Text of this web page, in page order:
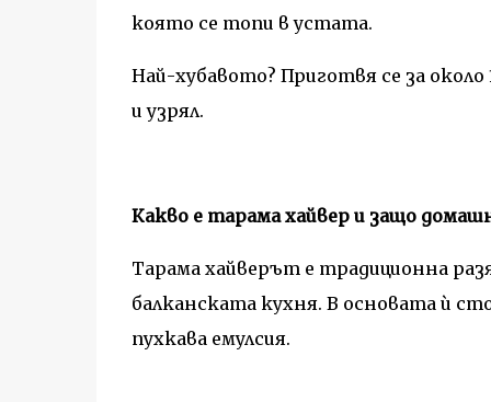
която се топи в устата.
Най-хубавото? Приготвя се за
и узрял.
Какво е тарама хайвер и защо
Тарама хайверът е традиционна
балканската кухня. В основата ѝ
пухкава емулсия.